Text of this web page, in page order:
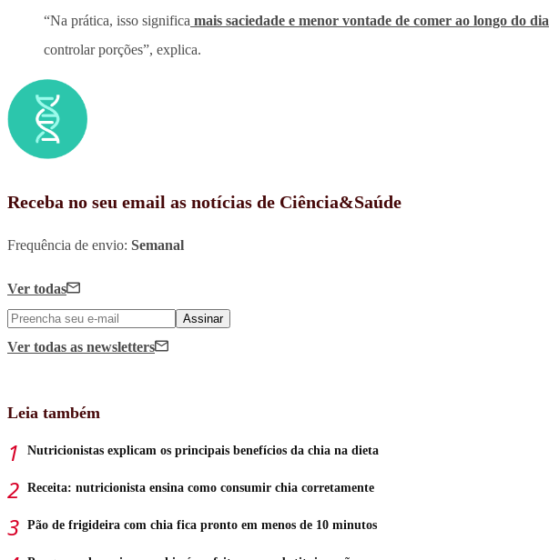
“Na prática, isso significa mais saciedade e menor vontade de comer ao longo do dia
controlar porções”, explica.
Receba no seu email as notícias de Ciência&Saúde
Frequência de envio: Semanal
Ver todas
Assinar
Ver todas as newsletters
Leia também
Nutricionistas explicam os principais benefícios da chia na dieta
Receita: nutricionista ensina como consumir chia corretamente
Pão de frigideira com chia fica pronto em menos de 10 minutos